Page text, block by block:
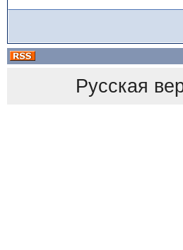
Русская